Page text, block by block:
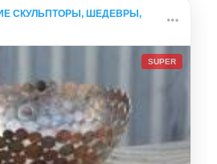
СКУЛЬПТОРЫ, ШЕДЕВРЫ,
SUPER